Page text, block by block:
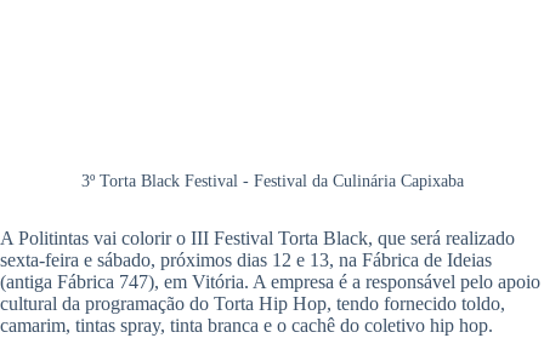
3º Torta Black Festival - Festival da Culinária Capixaba
A Politintas vai colorir o III Festival Torta Black, que será realizado
sexta-feira e sábado, próximos dias 12 e 13, na Fábrica de Ideias
(antiga Fábrica 747), em Vitória. A empresa é a responsável pelo apoio
cultural da programação do Torta Hip Hop, tendo fornecido toldo,
camarim, tintas spray, tinta branca e o cachê do coletivo hip hop.